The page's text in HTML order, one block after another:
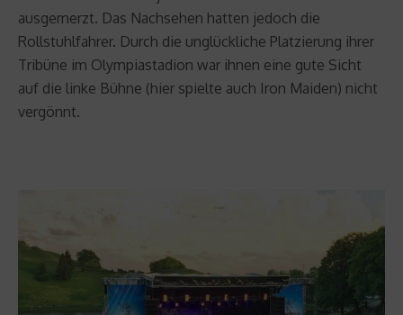
ausgemerzt. Das Nachsehen hatten jedoch die
Rollstuhlfahrer. Durch die unglückliche Platzierung ihrer
Tribüne im Olympiastadion war ihnen eine gute Sicht
auf die linke Bühne (hier spielte auch Iron Maiden) nicht
vergönnt.